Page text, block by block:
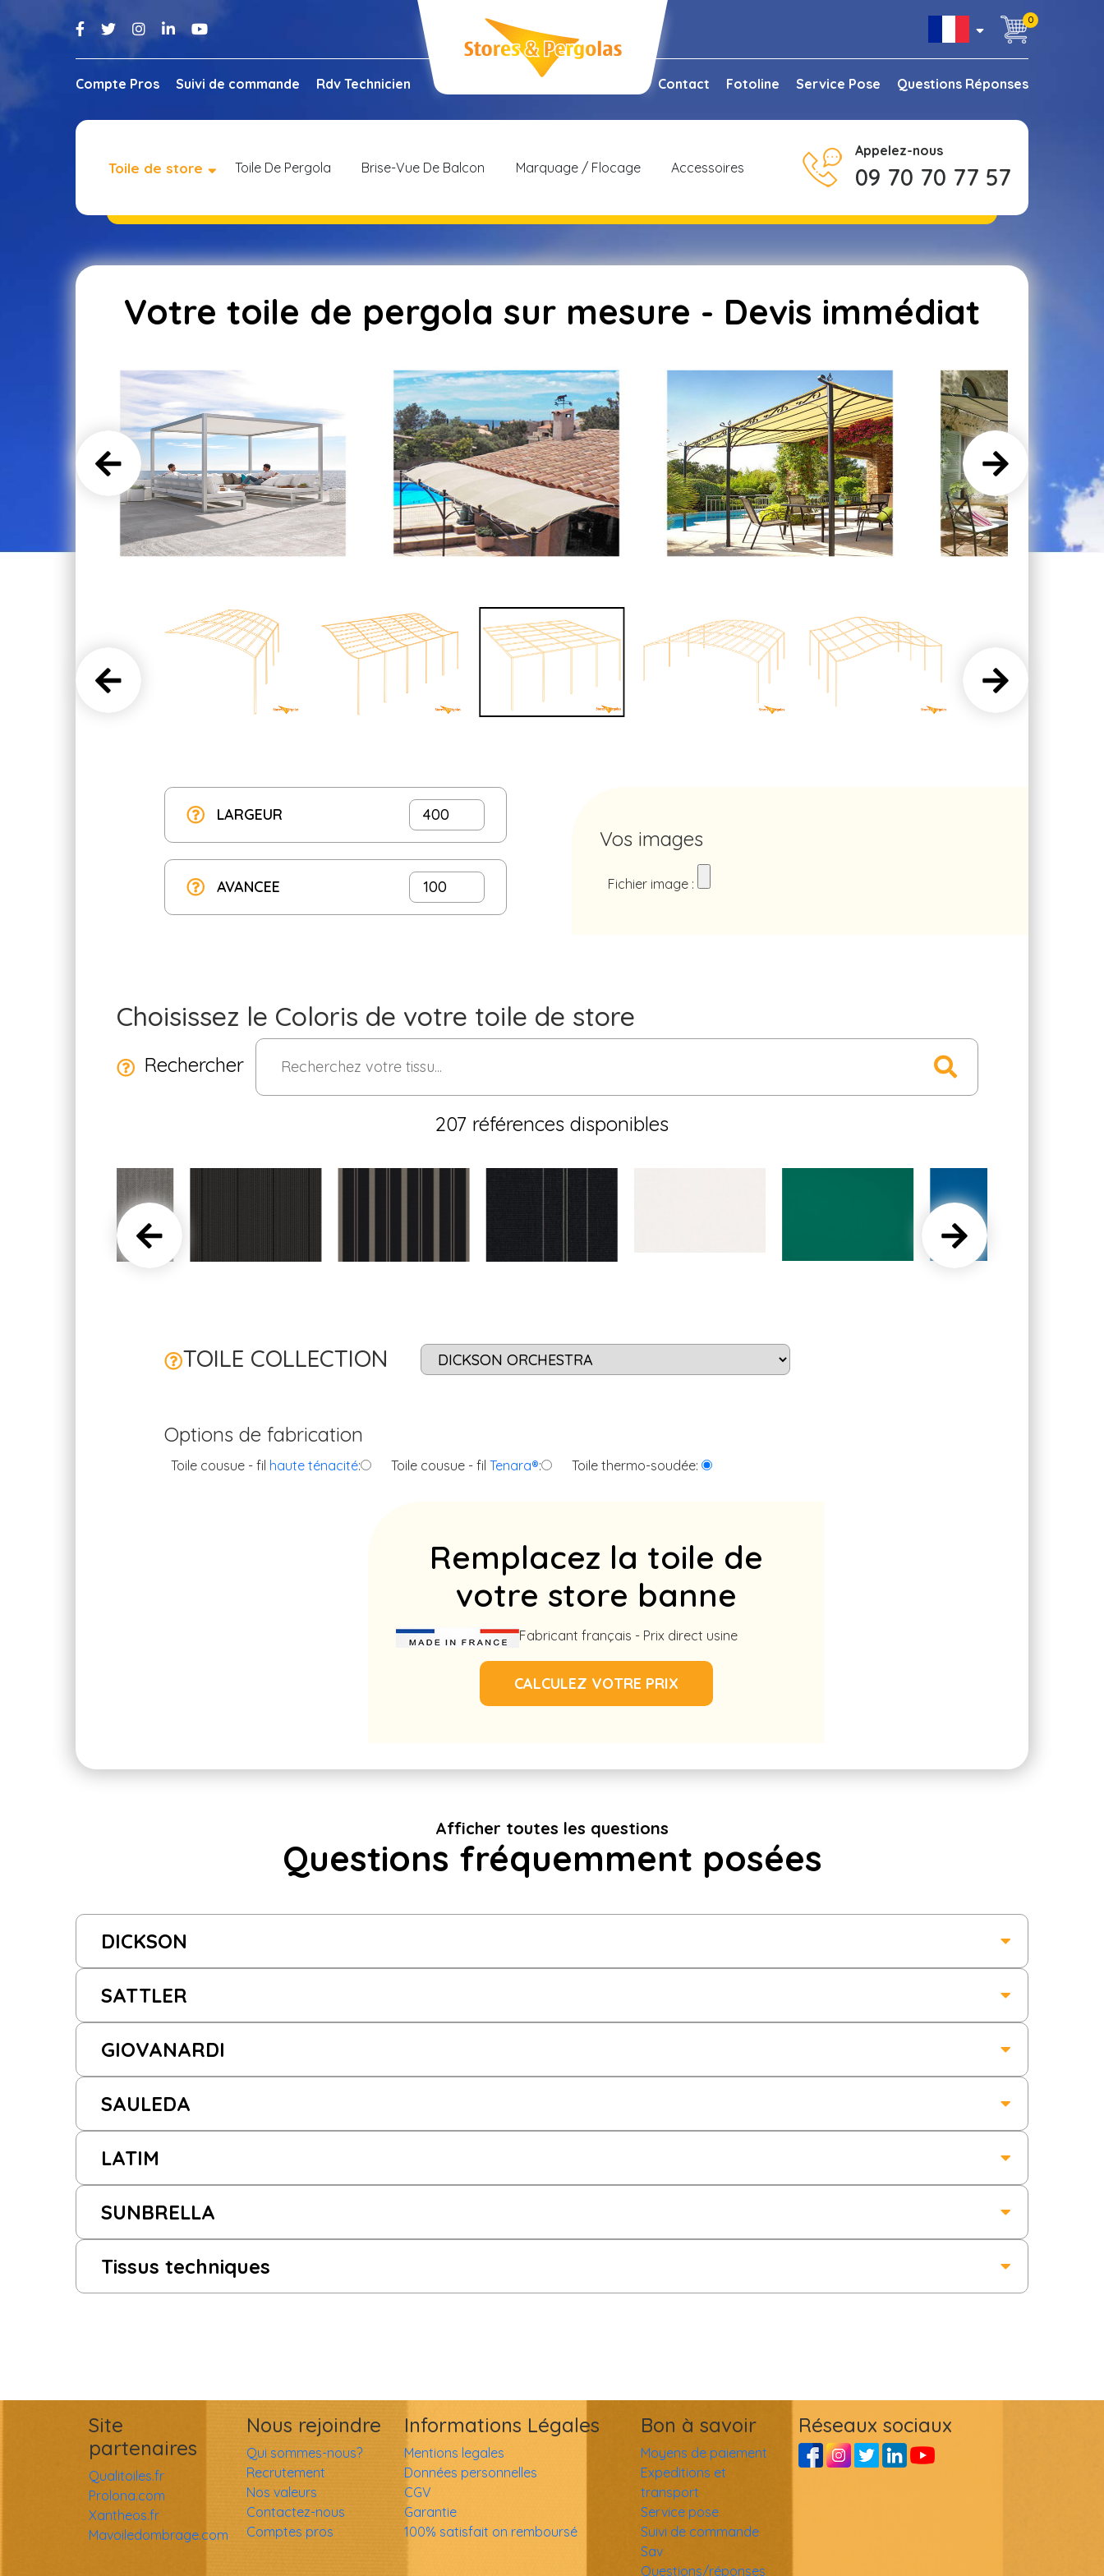
0
Compte Pros Suivi de commande Rdv Technicien Contact Fotoline Service Pose Questions Réponses
Toile de store Toile De Pergola Brise-Vue De Balcon Marquage / Flocage Accessoires
Appelez-nous
09 70 70 77 57
Votre toile de pergola sur mesure - Devis immédiat
LARGEUR
AVANCEE
Vos images
Fichier image :
Choisissez le Coloris de votre toile de store
Rechercher
207 références disponibles
TOILE COLLECTION
Options de fabrication
Toile cousue - fil haute ténacité: Toile cousue - fil Tenara®: Toile thermo-soudée:
Remplacez la toile de
votre store banne
Fabricant français - Prix direct usine
CALCULEZ VOTRE PRIX
Afficher toutes les questions
Questions fréquemment posées
DICKSON
SATTLER
GIOVANARDI
SAULEDA
LATIM
SUNBRELLA
Tissus techniques
Site
partenaires
Qualitoiles.fr
Prolona.com
Xantheos.fr
Mavoiledombrage.com
Nous rejoindre
Qui sommes-nous?
Recrutement
Nos valeurs
Contactez-nous
Comptes pros
Informations Légales
Mentions legales
Données personnelles
CGV
Garantie
100% satisfait on remboursé
Bon à savoir
Moyens de paiement
Expeditions et
transport
Service pose
Suivi de commande
Sav
Questions/réponses
Réseaux sociaux